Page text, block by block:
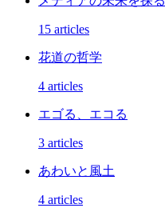
15 articles
花道の哲学
4 articles
エゴる、エコる
3 articles
あわいと風土
4 articles